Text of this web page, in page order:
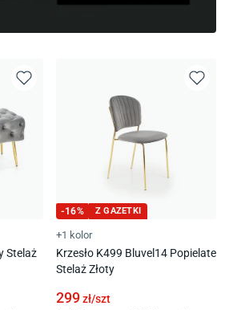
Stelaż
-16% Z GAZETKI
+1 kolor
Krzesło K499 Bluvel14 Popielate
Stelaż Złoty
299zł/szt